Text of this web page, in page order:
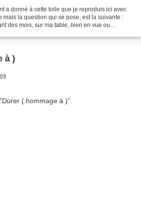
a donné à cette toile que je reproduis ici avec
mais la question qui se pose, est la suivante :
des mois, sur ma table, bien en vue ou
à )